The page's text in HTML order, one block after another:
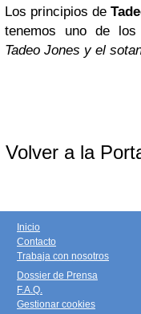
Los principios de
tenemos uno de
Tadeo Jones y el
Volver a la
Inicio
Contacto
Trabaja con nosotros
Dossier de Prensa
F.A.Q.
Gestionar cookies